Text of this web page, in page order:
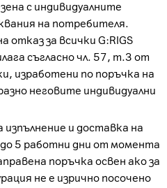
с индивидуалните
на потребителя.
отказ за всички G:RIGS
съгласно чл. 57, т.3 от
изработени по поръчка на
неговите индивидуални
и доставка на
до 5 работни дни от момента
поръчка освен ако за
не е изрично посочено